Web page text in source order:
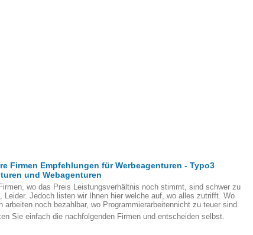
Firmen Empfehlungen für Werbeagenturen - Typo3
und Webagenturen
wo das Preis Leistungsverhältnis noch stimmt, sind schwer zu
Leider. Jedoch listen wir Ihnen hier welche auf, wo alles zutrifft. Wo
arbeiten noch bezahlbar, wo Programmierarbeitennicht zu teuer sind.
Sie einfach die nachfolgenden Firmen und entscheiden selbst.